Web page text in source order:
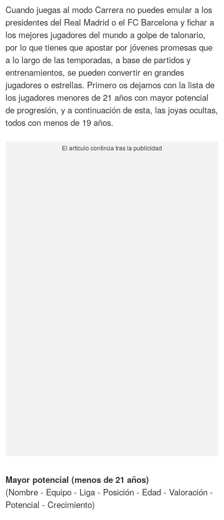
Cuando juegas al modo Carrera no puedes emular a los
presidentes del Real Madrid o el FC Barcelona y fichar a
los mejores jugadores del mundo a golpe de talonario,
por lo que tienes que apostar por jóvenes promesas que
a lo largo de las temporadas, a base de partidos y
entrenamientos, se pueden convertir en grandes
jugadores o estrellas. Primero os dejamos con la lista de
los jugadores menores de 21 años con mayor potencial
de progresión, y a continuación de esta, las joyas ocultas,
todos con menos de 19 años.
Mayor potencial (menos de 21 años)
(Nombre - Equipo - Liga - Posición - Edad - Valoración -
Potencial - Crecimiento)